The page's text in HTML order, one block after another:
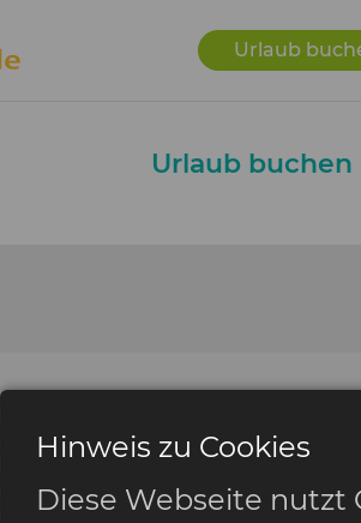
Urlaub
Urlaub
Hinweis zu Cookies
Diese Webseite nutzt